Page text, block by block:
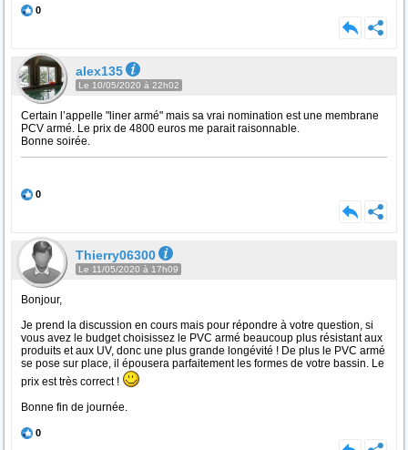
0
alex135
Le 10/05/2020 à 22h02
Certain l’appelle "liner armé" mais sa vrai nomination est une membrane
PCV armé. Le prix de 4800 euros me parait raisonnable.
Bonne soirée.
0
Thierry06300
Le 11/05/2020 à 17h09
Bonjour,
Je prend la discussion en cours mais pour répondre à votre question, si
vous avez le budget choisissez le PVC armé beaucoup plus résistant aux
produits et aux UV, donc une plus grande longévité ! De plus le PVC armé
se pose sur place, il épousera parfaitement les formes de votre bassin. Le
prix est très correct !
Bonne fin de journée.
0